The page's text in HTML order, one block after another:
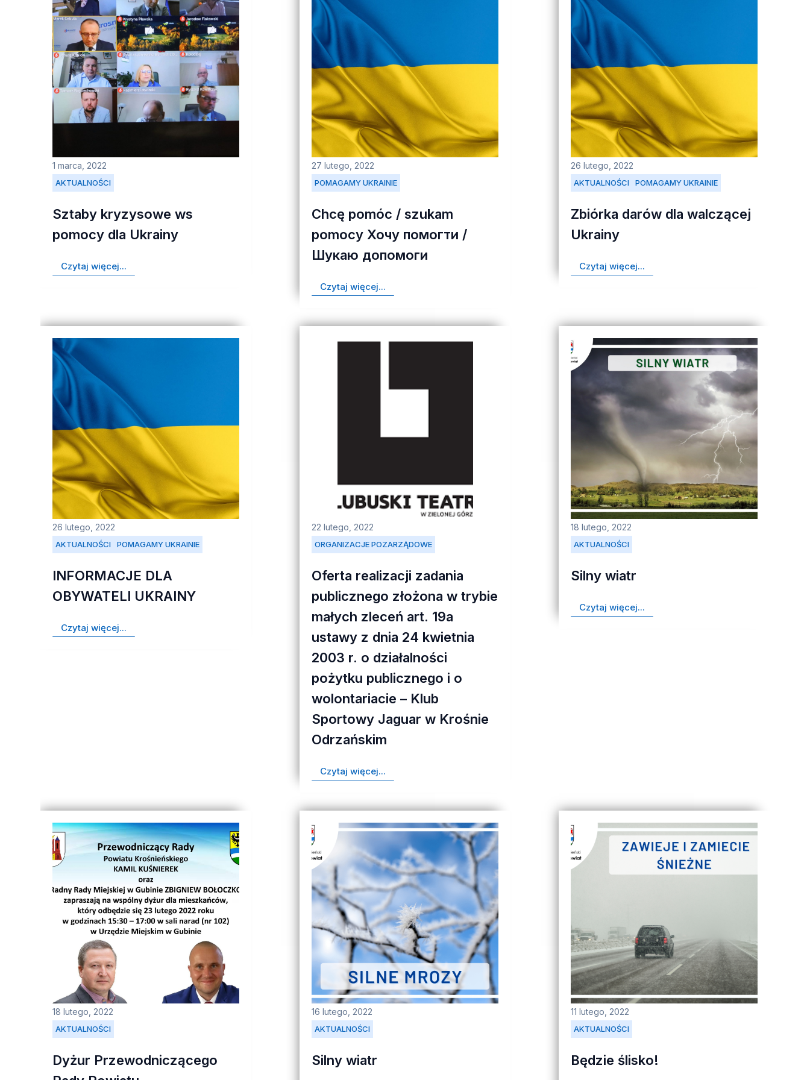
AKTUALNOŚCI
1 marca, 2022
Sztaby kryzysowe ws
pomocy dla Ukrainy
Czytaj więcej...
POMAGAMY UKRAINIE
27 lutego, 2022
Chcę pomóc / szukam
pomocy Хочу помогти /
Шукаю допомоги
Czytaj więcej...
AKTUALNOŚCI POMAGAMY UKRAINIE
26 lutego, 2022
Zbiórka darów dla walczącej
Ukrainy
Czytaj więcej...
AKTUALNOŚCI POMAGAMY UKRAINIE
26 lutego, 2022
INFORMACJE DLA
OBYWATELI UKRAINY
Czytaj więcej...
ORGANIZACJE POZARZĄDOWE
22 lutego, 2022
Oferta realizacji zadania
publicznego złożona w trybie
małych zleceń art. 19a
ustawy z dnia 24 kwietnia
2003 r. o działalności
pożytku publicznego i o
wolontariacie – Klub
Sportowy Jaguar w Krośnie
Odrzańskim
Czytaj więcej...
AKTUALNOŚCI
18 lutego, 2022
Silny wiatr
Czytaj więcej...
AKTUALNOŚCI
18 lutego, 2022
Dyżur Przewodniczącego
AKTUALNOŚCI
16 lutego, 2022
Silny wiatr
AKTUALNOŚCI
11 lutego, 2022
Będzie ślisko!